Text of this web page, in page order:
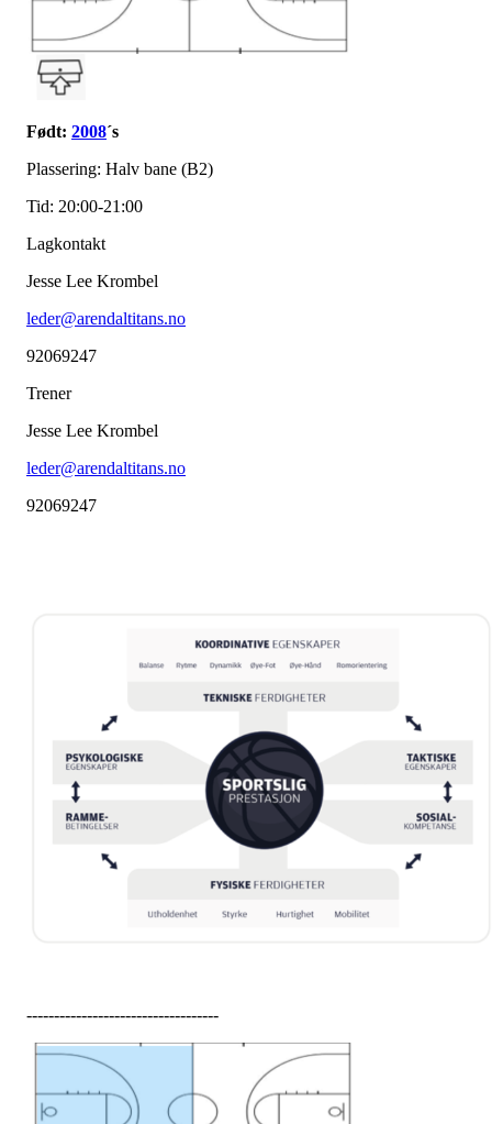
Født: 2008´s
Plassering: Halv bane (B2)
Tid: 20:00-21:00
Lagkontakt
Jesse Lee Krombel
leder@arendaltitans.no
92069247
Trener
Jesse Lee Krombel
leder@arendaltitans.no
92069247
-----------------------------------